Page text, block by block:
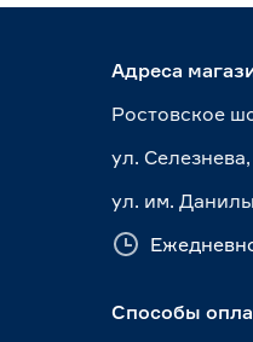
Адреса
Ростовское
ул.
ул. им.
Способы